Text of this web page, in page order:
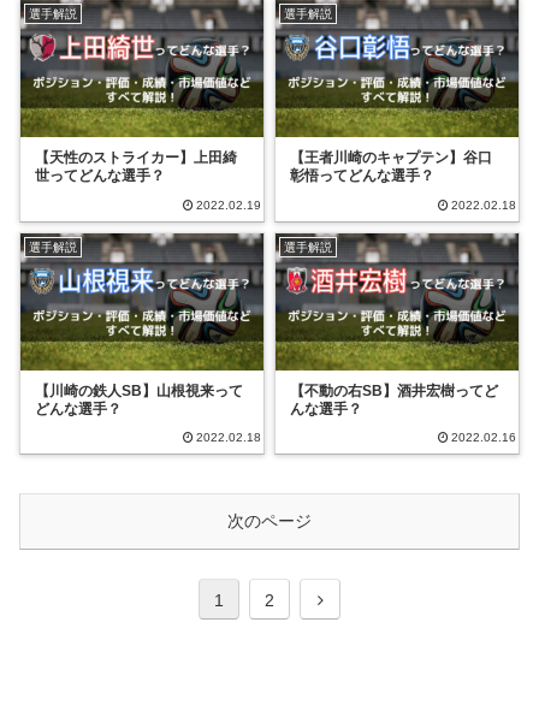
選手解説
【天性のストライカー】上田綺
世ってどんな選手？
2022.02.19
選手解説
【王者川崎のキャプテン】谷口
彰悟ってどんな選手？
2022.02.18
選手解説
【川崎の鉄人SB】山根視来って
どんな選手？
2022.02.18
選手解説
【不動の右SB】酒井宏樹ってど
んな選手？
2022.02.16
次のページ
1 2